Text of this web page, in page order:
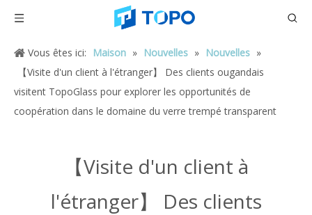
Vous êtes ici: Maison » Nouvelles » Nouvelles »
【Visite d'un client à l'étranger】 Des clients ougandais
visitent TopoGlass pour explorer les opportunités de
coopération dans le domaine du verre trempé transparent
【Visite d'un client à
l'étranger】 Des clients